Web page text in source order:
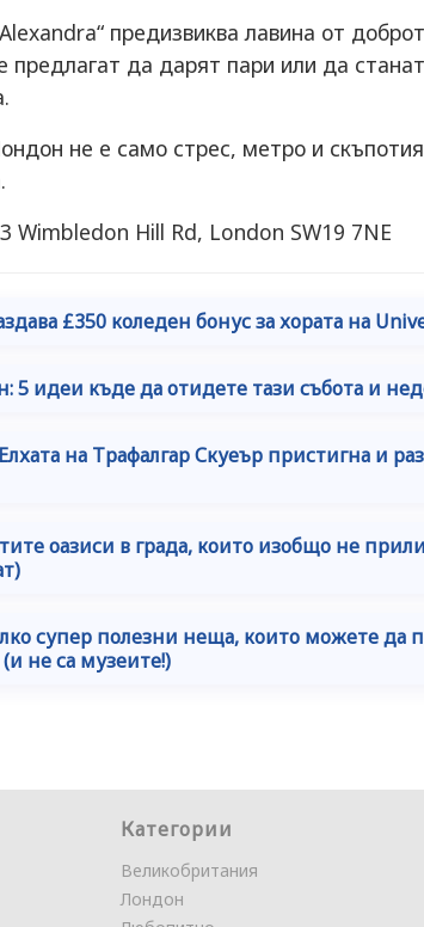
предизвиква лавина от
предлагат да дарят пари или да
не е само стрес, метро и
Wimbledon Hill Rd, London SW19 7NE
£350 коледен бонус за хората на
5 идеи къде да отидете тази събота и
на Трафалгар Скуеър пристигна и
оазиси в града, които изобщо не
супер полезни неща, които можете да
не са музеите!)
Категории
Великобритания
Лондон